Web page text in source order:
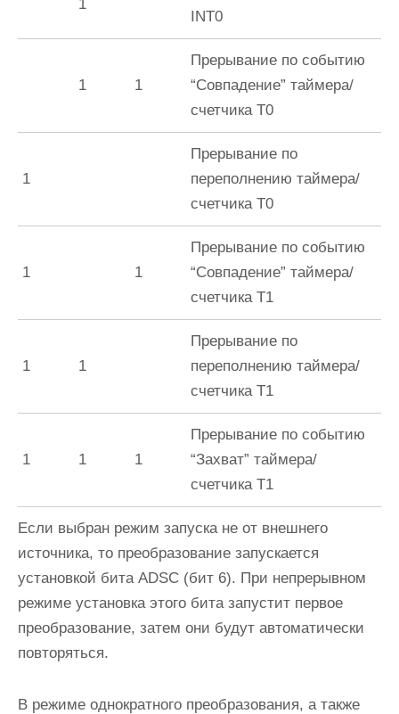
1
INT0
1 1
Прерывание по событию
“Совпадение” таймера/
счетчика Т0
1
Прерывание по
переполнению таймера/
счетчика Т0
1 1
Прерывание по событию
“Совпадение” таймера/
счетчика Т1
1 1
Прерывание по
переполнению таймера/
счетчика Т1
1 1 1
Прерывание по событию
“Захват” таймера/
счетчика Т1
Если выбран режим запуска не от внешнего
источника, то преобразование запускается
установкой бита ADSС (бит 6). При непрерывном
режиме установка этого бита запустит первое
преобразование, затем они будут автоматически
повторяться.
В режиме однократного преобразования, а также